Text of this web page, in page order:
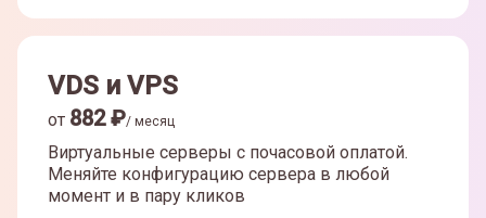
VDS и VPS
от 882₽/ месяц
Виртуальные серверы с почасовой оплатой.
Меняйте конфигурацию сервера в любой
момент и в пару кликов